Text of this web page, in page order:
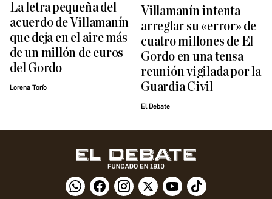
La letra pequeña del
acuerdo de Villamanín
que deja en el aire más
de un millón de euros
del Gordo
Lorena Torío
Villamanín intenta
arreglar su «error» de
cuatro millones de El
Gordo en una tensa
reunión vigilada por la
Guardia Civil
El Debate